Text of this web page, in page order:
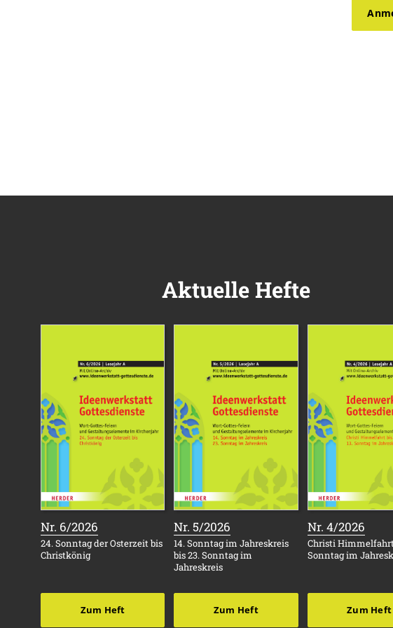
Aktuelle Hefte
Nr. 6/2026
24. Sonntag der Osterzeit bis
Christkönig
Zum Heft
Nr. 5/2026
14. Sonntag im Jahreskreis
bis 23. Sonntag im
Jahreskreis
Zum Heft
Nr. 4/2026
Christi Himmelfahrt
Sonntag im
Zum Heft